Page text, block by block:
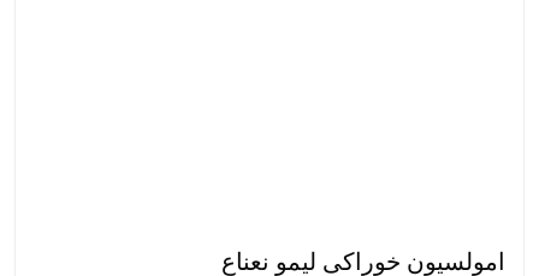
امولسیون خوراکی لیمو نعناع